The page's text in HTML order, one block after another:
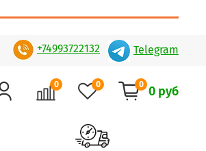
+74993722132 Telegram
0 0 0 0 руб